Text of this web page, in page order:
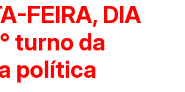
FEIRA, DIA
turno da
política